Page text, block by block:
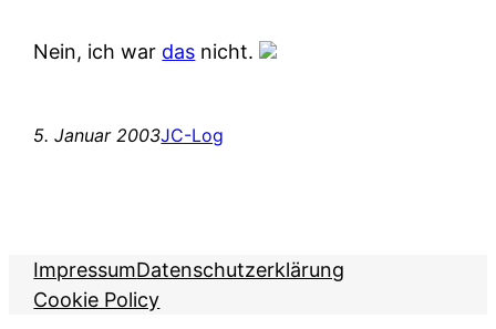
Nein, ich war das nicht.
5. Januar 2003JC-Log
ImpressumDatenschutzerklärung
Cookie Policy